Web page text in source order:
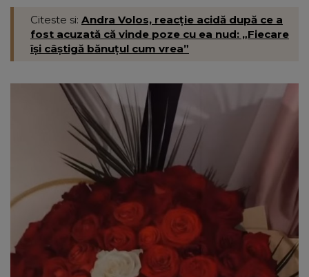
Citeste si: Andra Volos, reacție acidă după ce a
fost acuzată că vinde poze cu ea nud: „Fiecare
își câștigă bănuțul cum vrea”